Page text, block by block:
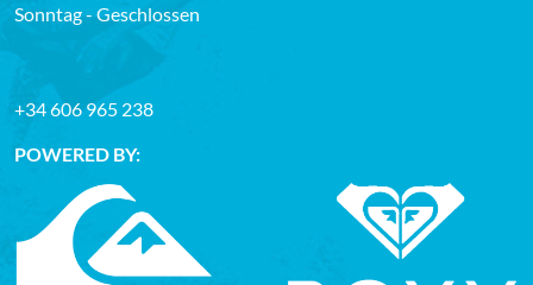
Sonntag - Geschlossen
+34 606 965 238
POWERED BY: